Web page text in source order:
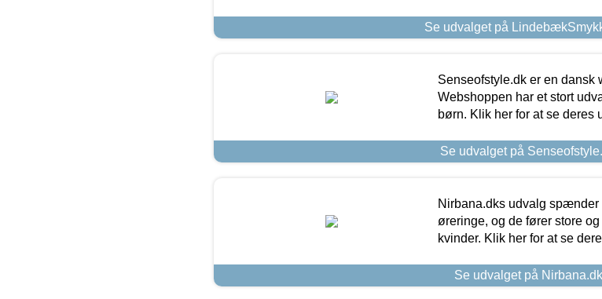
Se udvalget på
Senseofstyle.dk er en dansk
Webshoppen har et stort
børn. Klik her for at se deres
Se udvalget på
Nirbana.dks udvalg
øreringe, og de fører store
kvinder. Klik her for at se
Se udvalget på Nirbana.dk